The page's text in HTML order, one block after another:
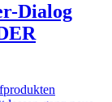
Dialog